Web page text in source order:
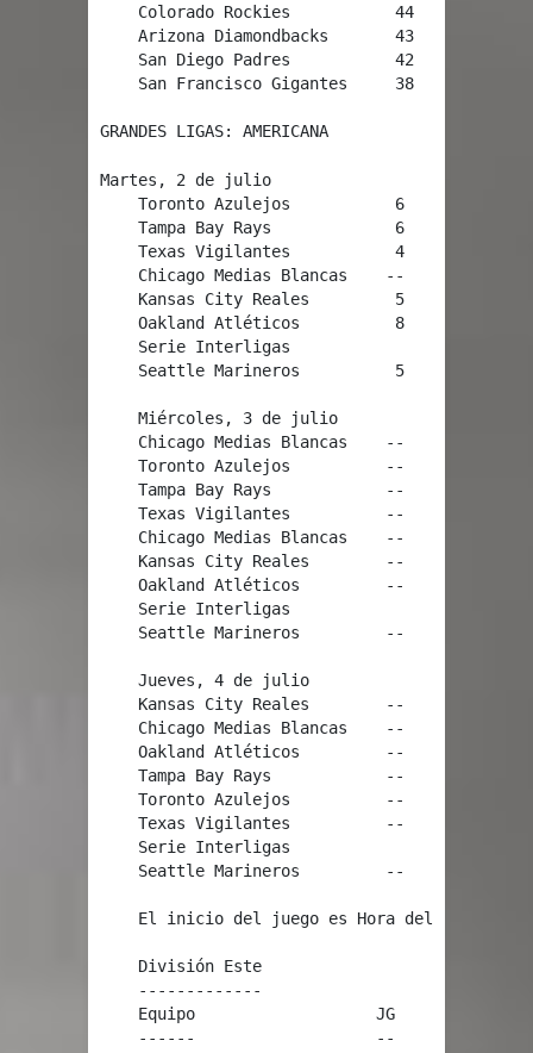
Colorado Rockies           44    41
Arizona Diamondbacks       43    44
San Diego Padres           42    43
San Francisco Gigantes     38    47
GRANDES LIGAS: AMERICANA
Martes, 2 de julio
Toronto Azulejos           6     Boston
Tampa Bay Rays             6
Texas Vigilantes           4     Los
Chicago Medias Blancas    --     Detroit
Kansas City Reales         5
Oakland Atléticos          8
    Serie Interligas
Seattle Marineros          5     San
    Miércoles, 3 de julio
Chicago Medias Blancas    --     Detroit
Toronto Azulejos          --     Boston
Tampa Bay Rays            --
Texas Vigilantes          --     Los
Chicago Medias Blancas    --     Detroit
Kansas City Reales        --
Oakland Atléticos         --
    Serie Interligas
Seattle Marineros         --     San
    Jueves, 4 de julio
Kansas City Reales        --
Chicago Medias Blancas    --     Detroit
Oakland Atléticos         --
Tampa Bay Rays            --     New
Toronto Azulejos          --     Boston
Texas Vigilantes          --     Los
    Serie Interligas
Seattle Marineros         --     San
El inicio del juego es Hora del Este y
    División Este
    -------------
Equipo                   JG      JP
------                   --      --